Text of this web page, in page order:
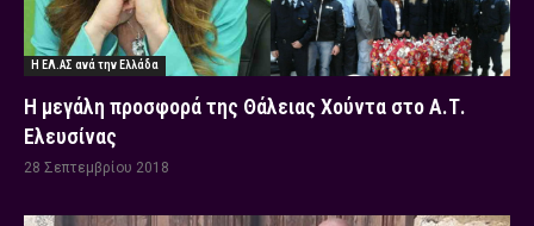
Η ΕΛ.ΑΣ ανά την Ελλάδα
Η μεγάλη προσφορά της Θάλειας Χούντα στο Α.Τ.
Ελευσίνας
28 Σεπτεμβρίου 2018